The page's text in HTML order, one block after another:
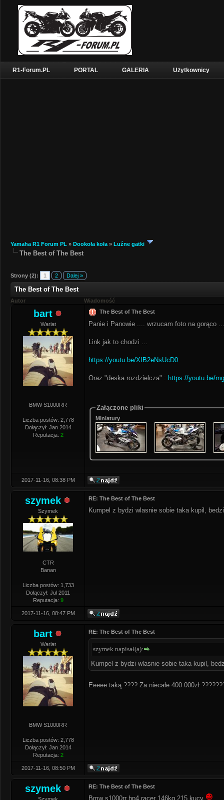
R1-Forum.PL PORTAL GALERIA Użytkownicy
Yamaha R1 Forum PL » Dookoła koła » Luźne gatki
The Best of The Best
Strony (2): 1 2 Dalej »
The Best of The Best
Autor Wiadomość
bart
Wariat
BMW S1000RR
Liczba postów: 2,778
Dołączył: Jan 2014
Reputacja: 2
The Best of The Best
Panie i Panowie .... wrzucam foto na
Link jak to chodzi ...
https://youtu.be/XIB2eNsUcD0
Oraz "deska rozdzielcza" : https://youtu.be/
Załączone pliki
Miniatury
2017-11-16, 08:38 PM
szymek
Szymek
CTR
Banan
Liczba postów: 1,733
Dołączył: Jul 2011
Reputacja: 9
RE: The Best of The Best
Kumpel z bydzi wlasnie sobie taka kupil,
2017-11-16, 08:47 PM
bart
Wariat
BMW S1000RR
Liczba postów: 2,778
Dołączył: Jan 2014
Reputacja: 2
RE: The Best of The Best
szymek napisał(a):
Kumpel z bydzi wlasnie sobie taka kupil,
Eeeee taką ???? Za niecałe 400 000zł
2017-11-16, 08:50 PM
szymek RE: The Best of The Best
Bmw s1000rr hp4 racer 146kg 215 kucy